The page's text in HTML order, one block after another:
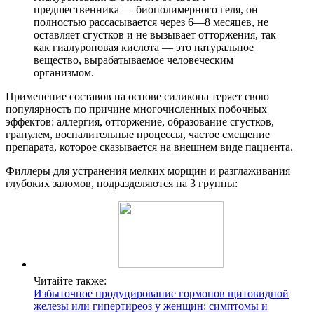
предшественника — биополимерного геля, он
полностью рассасывается через 6—8 месяцев, не
оставляет сгустков и не вызывает отторжения, так
как гиалуроновая кислота — это натуральное
вещество, вырабатываемое человеческим
организмом.
Применение составов на основе силикона теряет свою
популярность по причине многочисленных побочных
эффектов: аллергия, отторжение, образование сгустков,
гранулем, воспалительные процессы, частое смещение
препарата, которое сказывается на внешнем виде пациента.
Филлеры для устранения мелких морщин и разглаживания
глубоких заломов, подразделяются на 3 группы:
Читайте также:
Избыточное продуцирование гормонов щитовидной
железы или гипертиреоз у женщин: симптомы и